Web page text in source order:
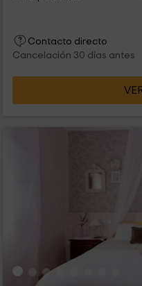
Contacto directo
Cancelación 30 días antes